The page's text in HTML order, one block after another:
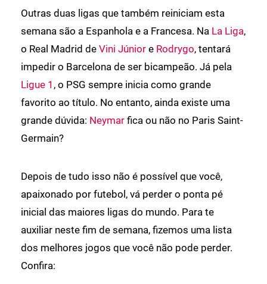
Outras duas ligas que também reiniciam esta
semana são a Espanhola e a Francesa. Na La Liga,
o Real Madrid de Vini Júnior e Rodrygo, tentará
impedir o Barcelona de ser bicampeão. Já pela
Ligue 1 , o PSG sempre inicia como grande
favorito ao título. No entanto, ainda existe uma
grande dúvida: Neymar fica ou não no Paris Saint-
Germain?
Depois de tudo isso não é possível que você,
apaixonado por futebol, vá perder o ponta pé
inicial das maiores ligas do mundo. Para te
auxiliar neste fim de semana, fizemos uma lista
dos melhores jogos que você não pode perder.
Confira: